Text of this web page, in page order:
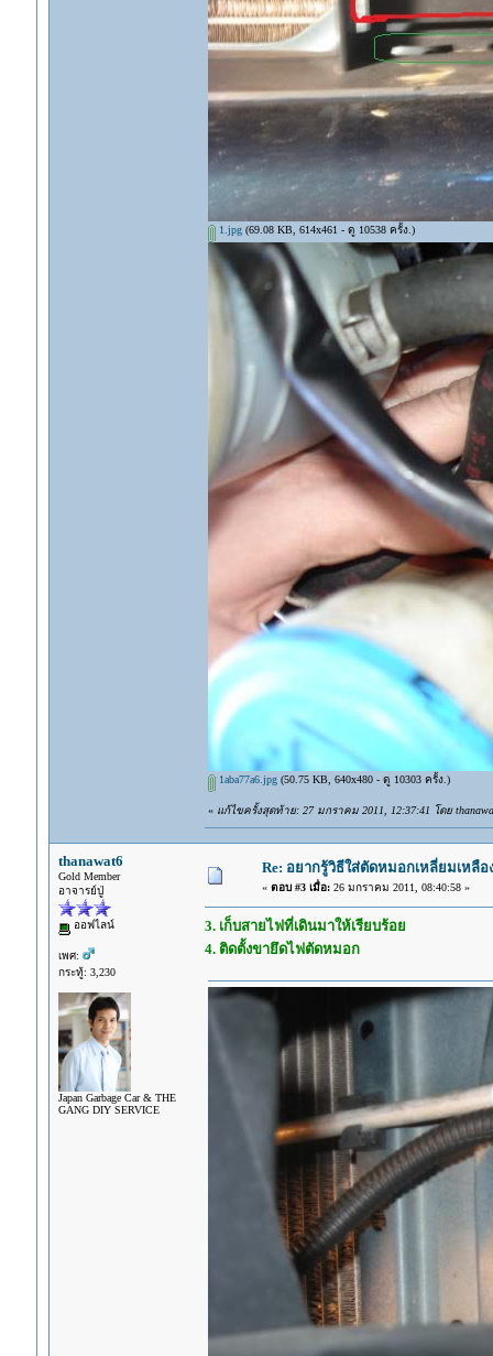
1.jpg(69.08 KB, 614x461 - ดู 10538 ครั้ง.)
1aba77a6.jpg(50.75 KB, 640x480 - ดู 10303 ครั้ง.)
« แก้ไขครั้งสุดท้าย: 27 มกราคม 2011, 12:37:41 โดย
thanawat6
Gold Member
อาจารย์ปู่
ออฟไลน์
เพศ:
กระทู้: 3,230
Japan Garbage Car & THE
GANG DIY SERVICE
Re: อยากรู้วิธีใส่ตัดหมอกเหลี่ยมเหลือ
« ตอบ #3 เมื่อ:26 มกราคม 2011, 08:40:58 »
3. เก็บสายไฟที่เดินมาให้เรียบร้อย
4. ติดตั้งขายึดไฟตัดหมอก